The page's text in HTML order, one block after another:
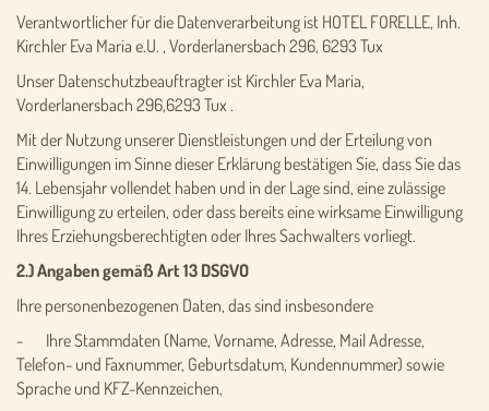
Verantwortlicher für die Datenverarbeitung ist HOTEL FORELLE, Inh.
Kirchler Eva Maria e.U. , Vorderlanersbach 296, 6293 Tux
Unser Datenschutzbeauftragter ist Kirchler Eva Maria,
Vorderlanersbach 296,6293 Tux .
Mit der Nutzung unserer Dienstleistungen und der Erteilung von
Einwilligungen im Sinne dieser Erklärung bestätigen Sie, dass Sie das
14. Lebensjahr vollendet haben und in der Lage sind, eine zulässige
Einwilligung zu erteilen, oder dass bereits eine wirksame Einwilligung
Ihres Erziehungsberechtigten oder Ihres Sachwalters vorliegt.
2.) Angaben gemäß Art 13 DSGVO
Ihre personenbezogenen Daten, das sind insbesondere
- Ihre Stammdaten (Name, Vorname, Adresse, Mail Adresse,
Telefon- und Faxnummer, Geburtsdatum, Kundennummer) sowie
Sprache und KFZ-Kennzeichen,